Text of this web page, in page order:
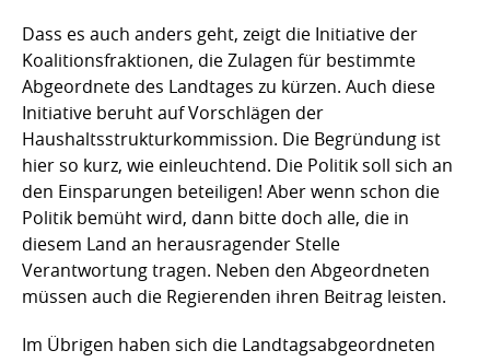
Dass es auch anders geht, zeigt die Initiative der
Koalitionsfraktionen, die Zulagen für bestimmte
Abgeordnete des Landtages zu kürzen. Auch diese
Initiative beruht auf Vorschlägen der
Haushaltsstrukturkommission. Die Begründung ist
hier so kurz, wie einleuchtend. Die Politik soll sich an
den Einsparungen beteiligen! Aber wenn schon die
Politik bemüht wird, dann bitte doch alle, die in
diesem Land an herausragender Stelle
Verantwortung tragen. Neben den Abgeordneten
müssen auch die Regierenden ihren Beitrag leisten.
Im Übrigen haben sich die Landtagsabgeordneten